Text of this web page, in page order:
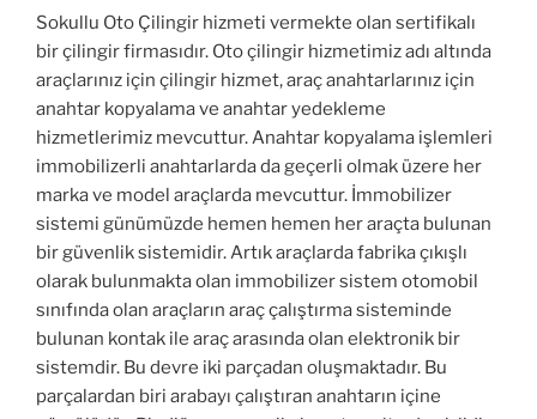
Sokullu Oto Çilingir hizmeti vermekte olan sertifikalı
bir çilingir firmasıdır. Oto çilingir hizmetimiz adı altında
araçlarınız için çilingir hizmet, araç anahtarlarınız için
anahtar kopyalama ve anahtar yedekleme
hizmetlerimiz mevcuttur. Anahtar kopyalama işlemleri
immobilizerli anahtarlarda da geçerli olmak üzere her
marka ve model araçlarda mevcuttur. İmmobilizer
sistemi günümüzde hemen hemen her araçta bulunan
bir güvenlik sistemidir. Artık araçlarda fabrika çıkışlı
olarak bulunmakta olan immobilizer sistem otomobil
sınıfında olan araçların araç çalıştırma sisteminde
bulunan kontak ile araç arasında olan elektronik bir
sistemdir. Bu devre iki parçadan oluşmaktadır. Bu
parçalardan biri arabayı çalıştıran anahtarın içine